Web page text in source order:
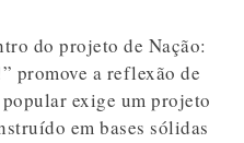
do projeto de Nação:
promove a reflexão de
exige um projeto
em bases sólidas